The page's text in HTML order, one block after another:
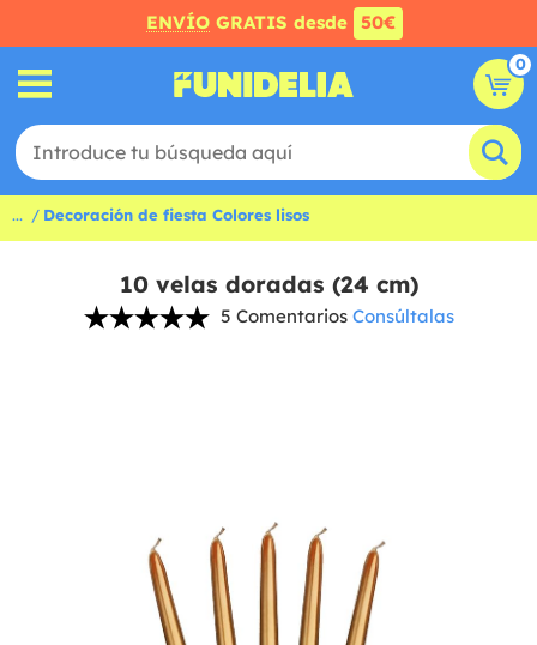
ENVÍO GRATIS desde 50€
0
... Decoración de fiesta Colores lisos
10 velas doradas (24 cm)
5 Comentarios Consúltalas